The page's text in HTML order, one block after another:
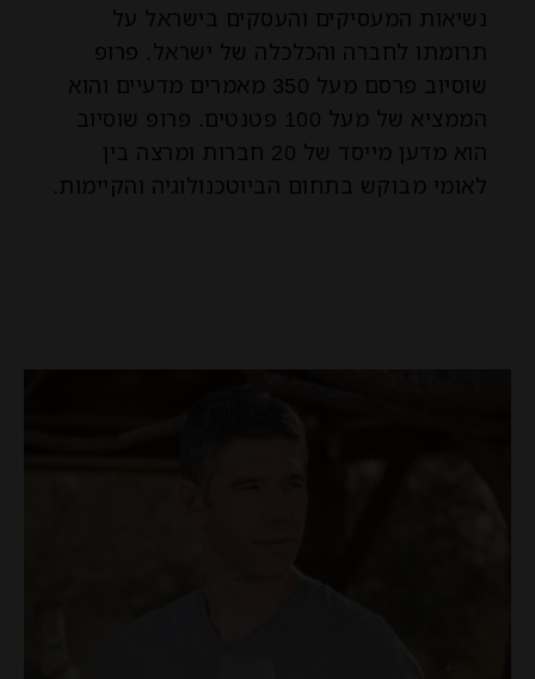
נשיאות המעסיקים והעסקים בישראל על
תרומתו לחברה והכלכלה של ישראל. פרופ
שוסיוב פרסם מעל 350 מאמרים מדעיים והוא
הממציא של מעל 100 פטנטים. פרופ שוסיוב
הוא מדען מייסד של 20 חברות ומרצה בין
לאומי מבוקש בתחום הביוטכנולוגיה והקיימות.